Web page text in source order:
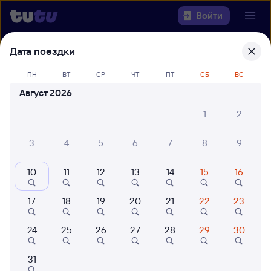
Войти
Выберите день, чтобы найти
билеты Вельск — Воркута
Откуда
Когда
Кто едет
Найти поезда
Дата поездки
ПН ВТ СР ЧТ ПТ СБ ВС
Август 2026
1
2
3 4 5 6 7 8 9
10 11 12 13 14 15 16
17 18 19 20 21 22 23
24 25 26 27 28 29 30
31